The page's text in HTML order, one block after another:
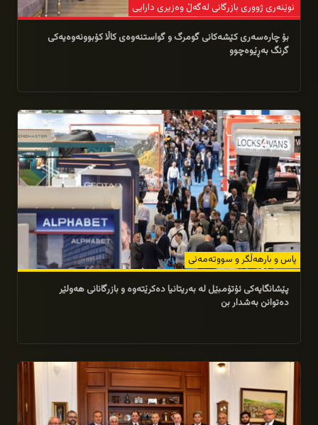
نوێنەری ژووری بازرگانی لەگەڵ وەزیری دارایی
بۆ چارەسەری کێشەکانی گومرگ و گواستنەوەی کاڵا کۆبوونەوەیەکی
گرنگ بەڕێوەچوو
پاس و بارهه‌ڵگر و سووته‌مه‌نی
پێشانگایه‌كی ئۆتۆمبێل له‌ به‌ریتانیا ده‌كرێته‌وه‌ و بازرگانانی هه‌ولێر
ده‌توانن به‌شدار بن